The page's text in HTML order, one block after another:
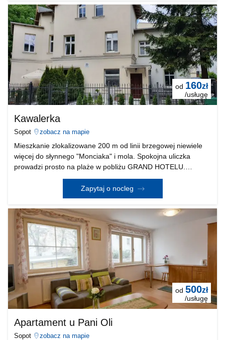
od 160zł
/usługę
Kawalerka
Sopot zobacz na mapie
Mieszkanie zlokalizowane 200 m od linii brzegowej niewiele
więcej do słynnego "Monciaka" i mola. Spokojna uliczka
prowadzi prosto na plaże w pobliżu GRAND HOTELU.
Budynek po kapitalnym remoncie elewacji - nowe ogrodzenie,
brama wjazdowa na posesję. Mieszkanie z osobnym
Zapytaj o nocleg
od 500zł
/usługę
Apartament u Pani Oli
Sopot zobacz na mapie